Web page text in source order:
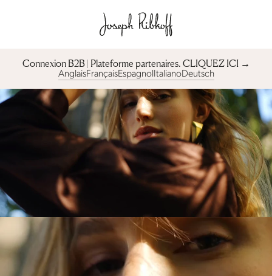
Connexion B2B | Plateforme partenaires︎. CLIQUEZ ICI →
AnglaisFrançaisEspagnolItalianoDeutsch